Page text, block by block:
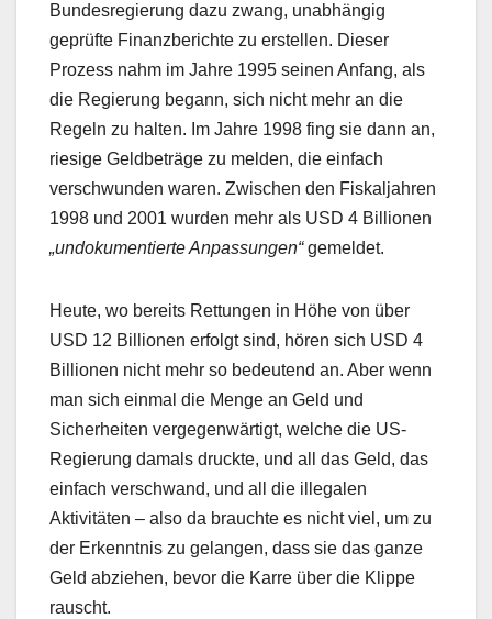
Bundesregierung dazu zwang, unabhängig
geprüfte Finanzberichte zu erstellen. Dieser
Prozess nahm im Jahre 1995 seinen Anfang, als
die Regierung begann, sich nicht mehr an die
Regeln zu halten. Im Jahre 1998 fing sie dann an,
riesige Geldbeträge zu melden, die einfach
verschwunden waren. Zwischen den Fiskaljahren
1998 und 2001 wurden mehr als USD 4 Billionen
„undokumentierte Anpassungen“gemeldet.
Heute, wo bereits Rettungen in Höhe von über
USD 12 Billionen erfolgt sind, hören sich USD 4
Billionen nicht mehr so bedeutend an. Aber wenn
man sich einmal die Menge an Geld und
Sicherheiten vergegenwärtigt, welche die US-
Regierung damals druckte, und all das Geld, das
einfach verschwand, und all die illegalen
Aktivitäten – also da brauchte es nicht viel, um zu
der Erkenntnis zu gelangen, dass sie das ganze
Geld abziehen, bevor die Karre über die Klippe
rauscht.